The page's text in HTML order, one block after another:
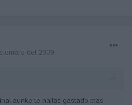
del 2009
aunke te hallas gastado mas